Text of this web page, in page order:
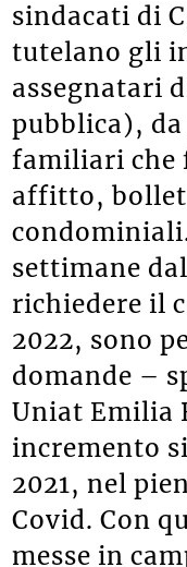
sindacati di
tutelano gli
assegnatari
pubblica),
familiari che
affitto,
settimane
richiedere il
2022, sono
domande –
Uniat Emilia
incremento
2021, nel
Covid. Con
messe in